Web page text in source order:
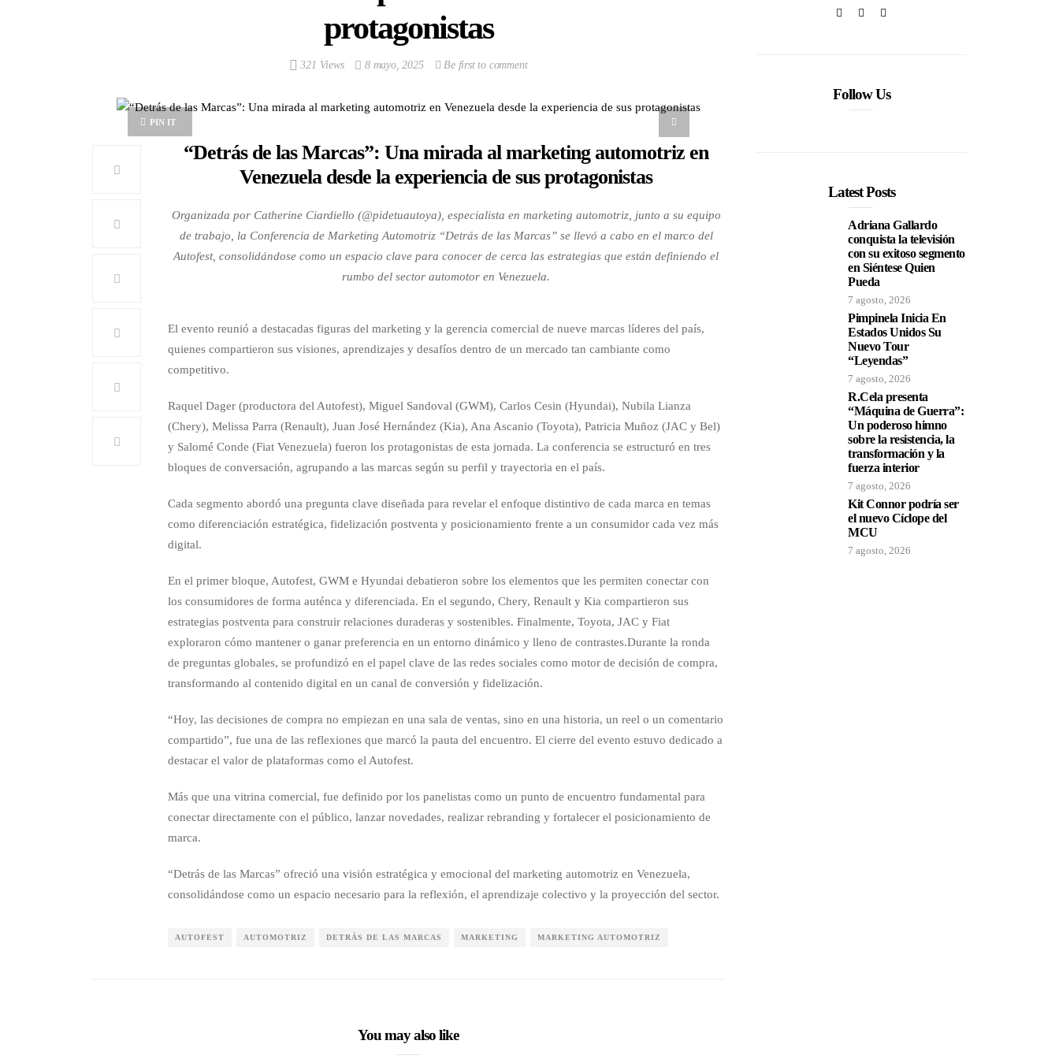
protagonistas
321 Views 8 mayo, 2025 Be first to comment
PIN IT
“Detrás de las Marcas”: Una mirada al marketing automotriz en
Venezuela desde la experiencia de sus protagonistas
Organizada por Catherine Ciardiello (@pidetuautoya), especialista en marketing automotriz, junto a su equipo
de trabajo, la Conferencia de Marketing Automotriz “Detrás de las Marcas” se llevó a cabo en el marco del
Autofest, consolidándose como un espacio clave para conocer de cerca las estrategias que están definiendo el
rumbo del sector automotor en Venezuela.
El evento reunió a destacadas figuras del marketing y la gerencia comercial de nueve marcas líderes del país,
quienes compartieron sus visiones, aprendizajes y desafíos dentro de un mercado tan cambiante como
competitivo.
Raquel Dager (productora del Autofest), Miguel Sandoval (GWM), Carlos Cesin (Hyundai), Nubila Lianza
(Chery), Melissa Parra (Renault), Juan José Hernández (Kia), Ana Ascanio (Toyota), Patricia Muñoz (JAC y Bel)
y Salomé Conde (Fiat Venezuela) fueron los protagonistas de esta jornada. La conferencia se estructuró en tres
bloques de conversación, agrupando a las marcas según su perfil y trayectoria en el país.
Cada segmento abordó una pregunta clave diseñada para revelar el enfoque distintivo de cada marca en temas
como diferenciación estratégica, fidelización postventa y posicionamiento frente a un consumidor cada vez más
digital.
En el primer bloque, Autofest, GWM e Hyundai debatieron sobre los elementos que les permiten conectar con
los consumidores de forma auténca y diferenciada. En el segundo, Chery, Renault y Kia compartieron sus
estrategias postventa para construir relaciones duraderas y sostenibles. Finalmente, Toyota, JAC y Fiat
exploraron cómo mantener o ganar preferencia en un entorno dinámico y lleno de contrastes.Durante la ronda
de preguntas globales, se profundizó en el papel clave de las redes sociales como motor de decisión de compra,
transformando al contenido digital en un canal de conversión y fidelización.
“Hoy, las decisiones de compra no empiezan en una sala de ventas, sino en una historia, un reel o un comentario
compartido”, fue una de las reflexiones que marcó la pauta del encuentro. El cierre del evento estuvo dedicado a
destacar el valor de plataformas como el Autofest.
Más que una vitrina comercial, fue definido por los panelistas como un punto de encuentro fundamental para
conectar directamente con el público, lanzar novedades, realizar rebranding y fortalecer el posicionamiento de
marca.
“Detrás de las Marcas” ofreció una visión estratégica y emocional del marketing automotriz en Venezuela,
consolidándose como un espacio necesario para la reflexión, el aprendizaje colectivo y la proyección del sector.
AUTOFEST AUTOMOTRIZ DETRÁS DE LAS MARCAS MARKETING MARKETING AUTOMOTRIZ
You may also like
Follow Us
Latest Posts
Adriana Gallardo
conquista la televisión
con su exitoso segmento
en Siéntese Quien
Pueda
7 agosto, 2026
Pimpinela Inicia En
Estados Unidos Su
Nuevo Tour
“Leyendas”
7 agosto, 2026
R.Cela presenta
“Máquina de Guerra”:
Un poderoso himno
sobre la resistencia, la
transformación y la
fuerza interior
7 agosto, 2026
Kit Connor podría ser
el nuevo Cíclope del
MCU
7 agosto, 2026